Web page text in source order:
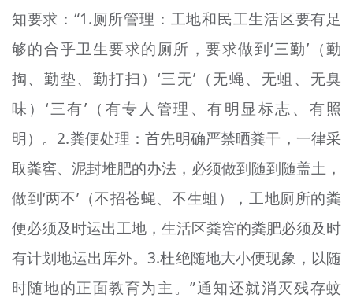
知要求：“1.厕所管理：工地和民工生活区要有足
够的合乎卫生要求的厕所，要求做到‘三勤’（勤
掏、勤垫、勤打扫）‘三无’（无蝇、无蛆、无臭
味）‘三有’（有专人管理、有明显标志、有照
明）。2.粪便处理：首先明确严禁晒粪干，一律采
取粪窖、泥封堆肥的办法，必须做到随到随盖土，
做到‘两不’（不招苍蝇、不生蛆），工地厕所的粪
便必须及时运出工地，生活区粪窖的粪肥必须及时
有计划地运出库外。3.杜绝随地大小便现象，以随
时随地的正面教育为主。”通知还就消灭残存蚊